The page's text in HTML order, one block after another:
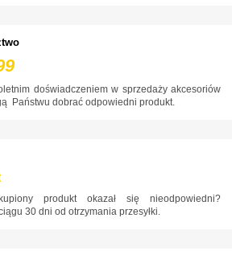
doświadczeniem w sprzedaży akcesoriów
Państwu dobrać odpowiedni produkt.
produkt okazał się nieodpowiedni?
30 dni od otrzymania przesyłki.